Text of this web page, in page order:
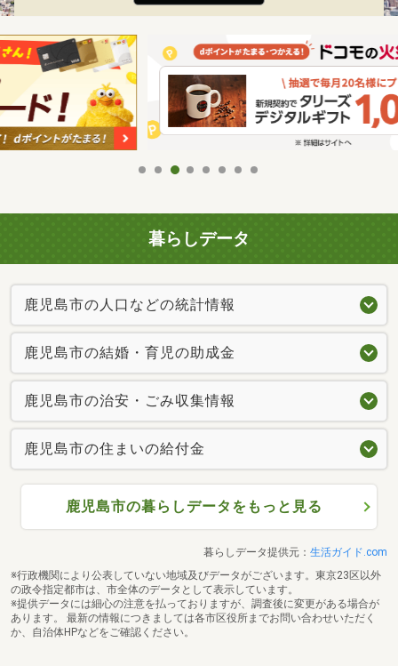
暮らしデータ
鹿児島市の人口などの統計情報
鹿児島市の結婚・育児の助成金
鹿児島市の治安・ごみ収集情報
鹿児島市の住まいの給付金
鹿児島市の暮らしデータをもっと見る
暮らしデータ提供元： 生活ガイド.com
※行政機関により公表していない地域及びデータがございます。東京23区以外
の政令指定都市は、市全体のデータとして表示しています。
※提供データには細心の注意を払っておりますが、調査後に変更がある場合が
あります。 最新の情報につきましては各市区役所までお問い合わせいただく
か、自治体HPなどをご確認ください。